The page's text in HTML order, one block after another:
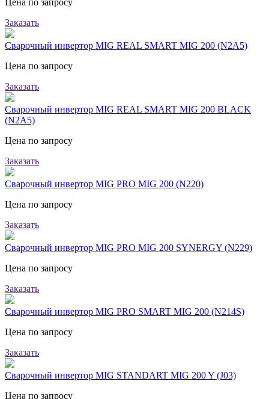
Цена по запросу
Заказать
Сварочный инвертор MIG REAL SMART MIG 200 (N2A5)
Цена по запросу
Заказать
Сварочный инвертор MIG REAL SMART MIG 200 BLACK
(N2A5)
Цена по запросу
Заказать
Сварочный инвертор MIG PRO MIG 200 (N220)
Цена по запросу
Заказать
Сварочный инвертор MIG PRO MIG 200 SYNERGY (N229)
Цена по запросу
Заказать
Сварочный инвертор MIG PRO SMART MIG 200 (N214S)
Цена по запросу
Заказать
Сварочный инвертор MIG STANDART MIG 200 Y (J03)
Цена по запросу